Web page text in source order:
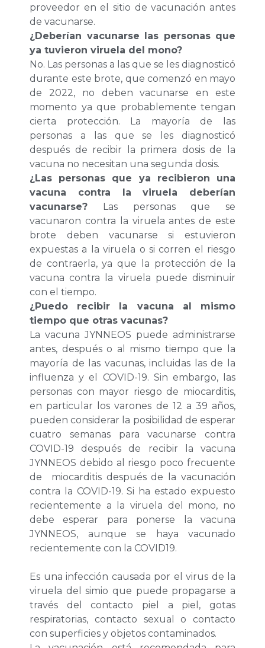
proveedor en el sitio de vacunación antes
de vacunarse.
¿Deberían vacunarse las personas que
ya tuvieron viruela del mono?
No. Las personas a las que se les diagnosticó
durante este brote, que comenzó en mayo
de 2022, no deben vacunarse en este
momento ya que probablemente tengan
cierta protección. La mayoría de las
personas a las que se les diagnosticó
después de recibir la primera dosis de la
vacuna no necesitan una segunda dosis.
¿Las personas que ya recibieron una
vacuna contra la viruela deberían
vacunarse? Las personas que se
vacunaron contra la viruela antes de este
brote deben vacunarse si estuvieron
expuestas a la viruela o si corren el riesgo
de contraerla, ya que la protección de la
vacuna contra la viruela puede disminuir
con el tiempo.
¿Puedo recibir la vacuna al mismo
tiempo que otras vacunas?
La vacuna JYNNEOS puede administrarse
antes, después o al mismo tiempo que la
mayoría de las vacunas, incluidas las de la
influenza y el COVID-19. Sin embargo, las
personas con mayor riesgo de miocarditis,
en particular los varones de 12 a 39 años,
pueden considerar la posibilidad de esperar
cuatro semanas para vacunarse contra
COVID-19 después de recibir la vacuna
JYNNEOS debido al riesgo poco frecuente
de miocarditis después de la vacunación
contra la COVID-19. Si ha estado expuesto
recientemente a la viruela del mono, no
debe esperar para ponerse la vacuna
JYNNEOS, aunque se haya vacunado
recientemente con la COVID19.
Es una infección causada por el virus de la
viruela del simio que puede propagarse a
través del contacto piel a piel, gotas
respiratorias, contacto sexual o contacto
con superficies y objetos contaminados.